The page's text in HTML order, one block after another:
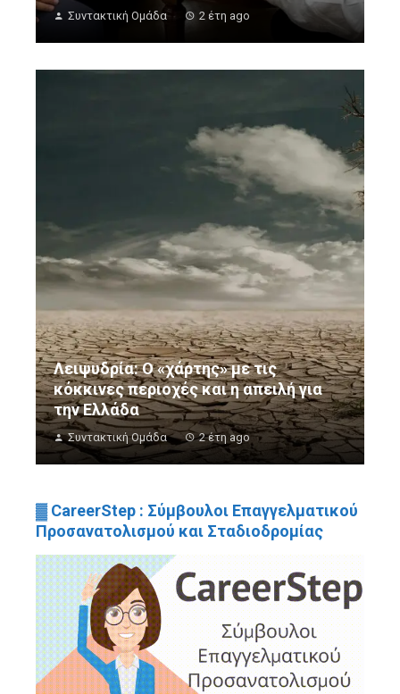
Συντακτική Ομάδα 2 έτη ago
Λειψυδρία: Ο «χάρτης» με τις
κόκκινες περιοχές και η απειλή για
την Ελλάδα
Συντακτική Ομάδα 2 έτη ago
▓ CareerStep : Σύμβουλοι Επαγγελματικού
Προσανατολισμού και Σταδιοδρομίας